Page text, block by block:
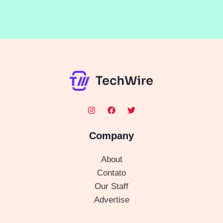
Company
About
Contato
Our Staff
Advertise